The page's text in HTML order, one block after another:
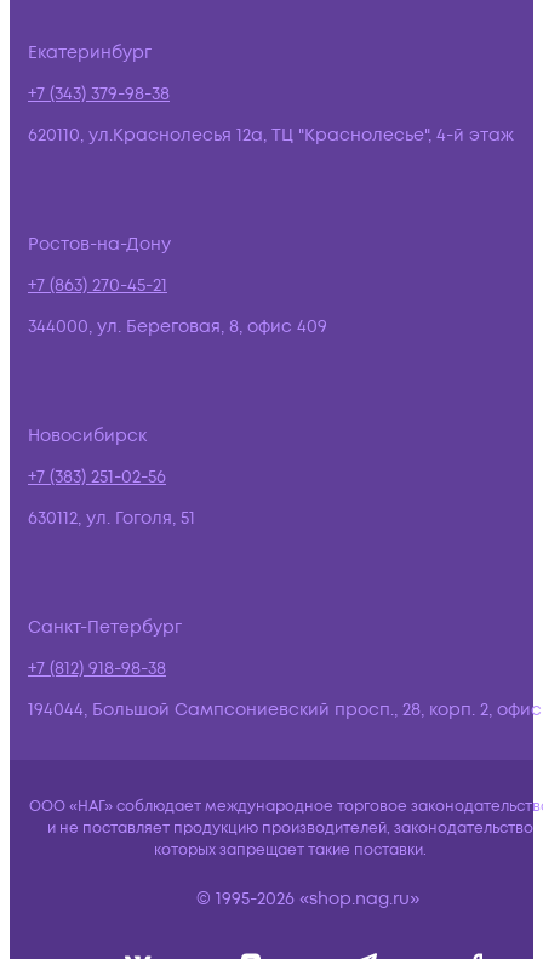
Екатеринбург
+7 (343) 379-98-38
620110, ул.Краснолесья 12а, ТЦ "Краснолесье", 4-й этаж
Ростов-на-Дону
+7 (863) 270-45-21
344000, ул. Береговая, 8, офис 409
Новосибирск
+7 (383) 251-02-56
630112, ул. Гоголя, 51
Санкт-Петербург
+7 (812) 918-98-38
194044, Большой Сампсониевский просп., 28, корп. 2,
ООО «НАГ» соблюдает международное торговое
и не поставляет продукцию производителей, законодательство
которых запрещает такие поставки.
© 1995-2026 «shop.nag.ru»